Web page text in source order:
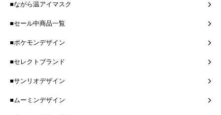
■ながら温アイマスク
■セール中商品一覧
■ポケモンデザイン
■セレクトブランド
■サンリオデザイン
■ムーミンデザイン